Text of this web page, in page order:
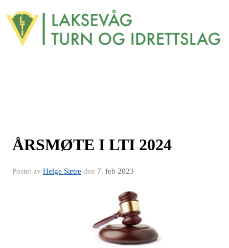
ÅRSMØTE I LTI 2024
Postet av Helge Sætre den 7. feb 2023